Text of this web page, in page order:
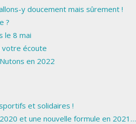
y doucement mais sûrement !
?
le 8 mai
votre écoute
en 2022
et solidaires !
et une nouvelle formule en 2021…